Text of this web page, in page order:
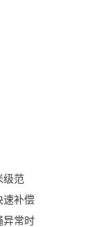
级范
速补偿
异常时